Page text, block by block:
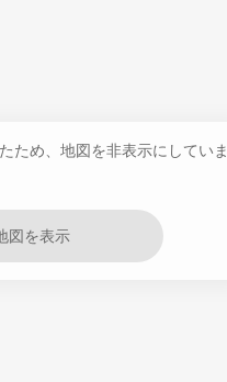
ため、地図を非表示にしていま
図を表示